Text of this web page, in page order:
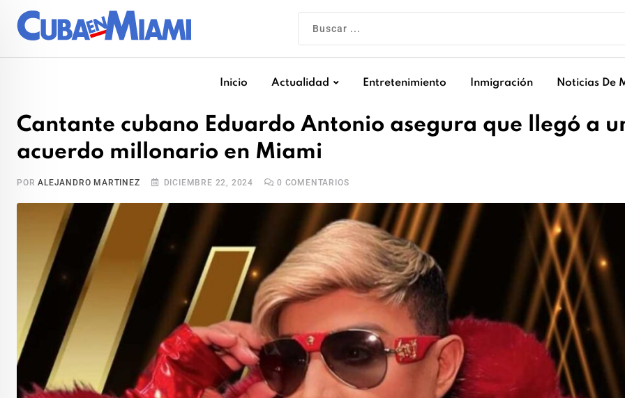
Inicio Actualidad Entretenimiento Inmigración Noticias De
Cantante cubano Eduardo Antonio asegura que llegó a
acuerdo millonario en Miami
PORALEJANDRO MARTINEZ DICIEMBRE 22, 2024 0 COMENTARIOS